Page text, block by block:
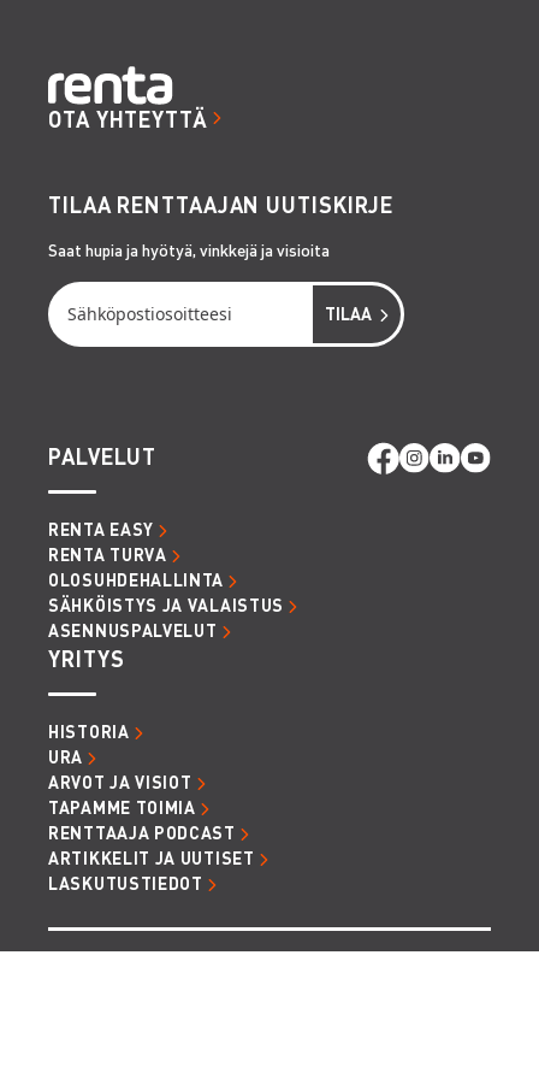
OTA YHTEYTTÄ
TILAA RENTTAAJAN UUTISKIRJE
Saat hupia ja hyötyä, vinkkejä ja visioita
PALVELUT
RENTA EASY
RENTA TURVA
OLOSUHDEHALLINTA
SÄHKÖISTYS JA VALAISTUS
ASENNUSPALVELUT
YRITYS
HISTORIA
URA
ARVOT JA VISIOT
TAPAMME TOIMIA
RENTTAAJA PODCAST
ARTIKKELIT JA UUTISET
LASKUTUSTIEDOT